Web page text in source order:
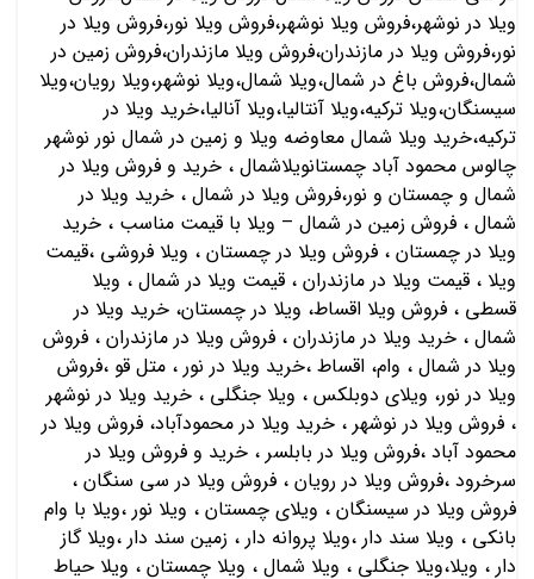
ویلا در نوشهر،فروش ویلا نوشهر،فروش ویلا نور،فروش ویلا در
نور،فروش ویلا در مازندران،فروش ویلا مازندران،فروش زمین در
شمال،فروش باغ در شمال،ویلا شمال،ویلا نوشهر،ویلا رویان،ویلا
سیسنگان،ویلا ترکیه،ویلا آنتالیا،ویلا آنالیا،خرید ویلا در
ترکیه،خرید ویلا شمال معاوضه ویلا و زمین در شمال نور نوشهر
چالوس محمود آباد چمستانویلاشمال ، خرید و فروش ویلا در
شمال و چمستان و نور،فروش ویلا در شمال ، خرید ویلا در
شمال ، فروش زمین در شمال – ویلا با قیمت مناسب ، خرید
ویلا در چمستان ، فروش ویلا در چمستان ، ویلا فروشی ،قیمت
ویلا ، قیمت ویلا در مازندران ، قیمت ویلا در شمال ، ویلا
قسطی ، فروش ویلا اقساط، ویلا در چمستان، خرید ویلا در
شمال ، خرید ویلا در مازندران ، فروش ویلا در مازندران ، فروش
ویلا در شمال ، وام، اقساط ،خرید ویلا در نور ، متل قو ،فروش
ویلا در نور، ویلای دوبلکس ، ویلا جنگلی ، خرید ویلا در نوشهر
، فروش ویلا در نوشهر ، خرید ویلا در محمودآباد، فروش ویلا در
محمود آباد ،فروش ویلا در بابلسر ، خرید و فروش ویلا در
سرخرود ،فروش ویلا در رویان ، فروش ویلا در سی سنگان ،
فروش ویلا در سیسنگان ، ویلای چمستان ، ویلا نور ،ویلا با وام
بانکی ، ویلا سند دار ،ویلا پروانه دار ، زمین سند دار ،ویلا گاز
دار ، ویلا،ویلا جنگلی ، ویلا شمال ، ویلا چمستان ، ویلا حیاط